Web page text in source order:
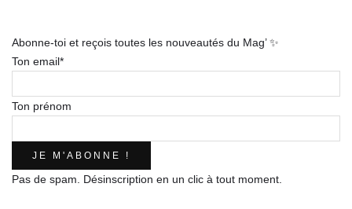
Abonne-toi et reçois toutes les nouveautés du Mag’ ✨
Ton email*
Ton prénom
Pas de spam. Désinscription en un clic à tout moment.